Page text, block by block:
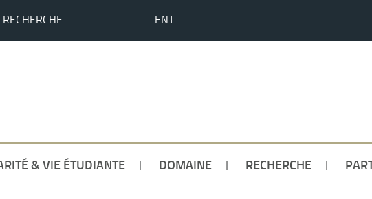
RECHERCHE ENT
& VIE ÉTUDIANTE DOMAINE RECHERCHE